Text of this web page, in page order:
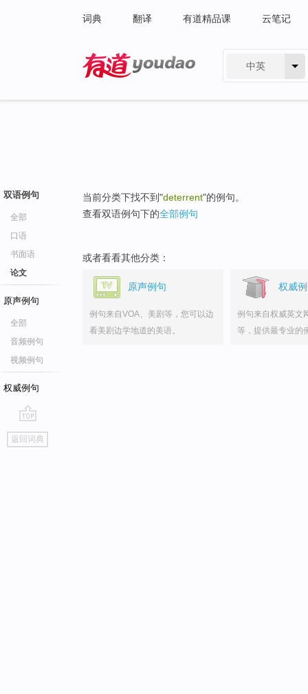
词典 翻译 有道精品课 云笔记
中英
双语例句
全部
口语
书面语
论文
原声例句
全部
音频例句
视频例句
权威例句
go
top
返回词典
当前分类下找不到"deterrent"的例句。
查看双语例句下的全部例句
或者看看其他分类：
原声例句
例句来自VOA、美剧等，您可以边
看美剧边学地道的美语。
权威
例句来自权威英文
等，提供最专业的